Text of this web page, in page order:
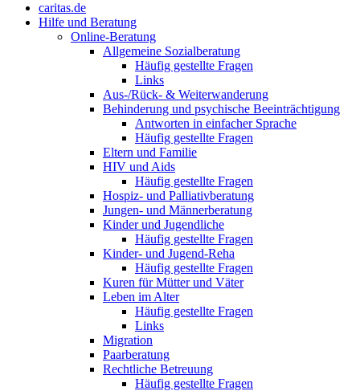
caritas.de
Hilfe und Beratung
Online-Beratung
Allgemeine Sozialberatung
Häufig gestellte Fragen
Links
Aus-/Rück- & Weiterwanderung
Behinderung und psychische Beeinträchtigung
Antworten in einfacher Sprache
Häufig gestellte Fragen
Eltern und Familie
HIV und Aids
Häufig gestellte Fragen
Hospiz- und Palliativberatung
Jungen- und Männerberatung
Kinder und Jugendliche
Häufig gestellte Fragen
Kinder- und Jugend-Reha
Häufig gestellte Fragen
Kuren für Mütter und Väter
Leben im Alter
Häufig gestellte Fragen
Links
Migration
Paarberatung
Rechtliche Betreuung
Häufig gestellte Fragen